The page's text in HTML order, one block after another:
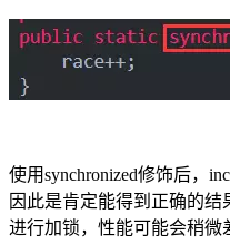
使用synchronized修饰后，
因此是肯定能得到正确的
进行加锁，性能可能会稍微